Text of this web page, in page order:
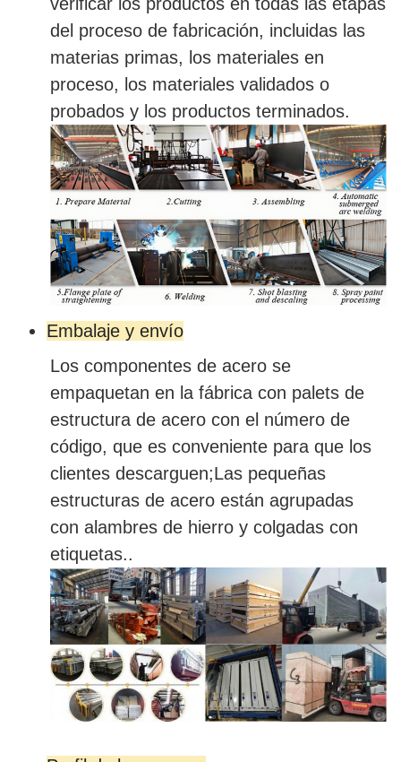
del proceso de fabricación, incluidas las
materias primas, los materiales en
proceso, los materiales validados o
probados y los productos terminados.
Embalaje y envío
Los componentes de acero se
empaquetan en la fábrica con palets de
estructura de acero con el número de
código, que es conveniente para que los
clientes descarguen;Las pequeñas
estructuras de acero están agrupadas
con alambres de hierro y colgadas con
etiquetas..